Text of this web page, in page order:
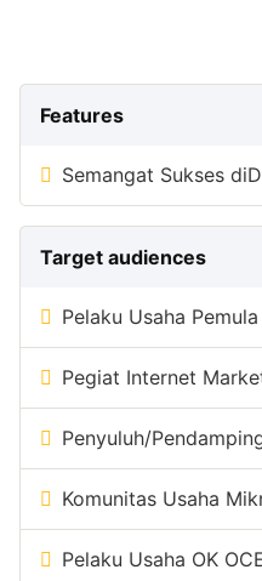
Features
Semangat Sukses
Target audiences
Pelaku Usaha Pemula
Pegiat Internet
Penyuluh/
Komunitas Usaha
Pelaku Usaha OK